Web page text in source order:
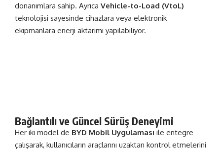
donanımlara sahip. Ayrıca Vehicle-to-Load (VtoL)
teknolojisi sayesinde cihazlara veya elektronik
ekipmanlara enerji aktarımı yapılabiliyor.
Bağlantılı ve Güncel Sürüş Deneyimi
Her iki model de BYD Mobil Uygulaması ile entegre
çalışarak, kullanıcıların araçlarını uzaktan kontrol etmelerini